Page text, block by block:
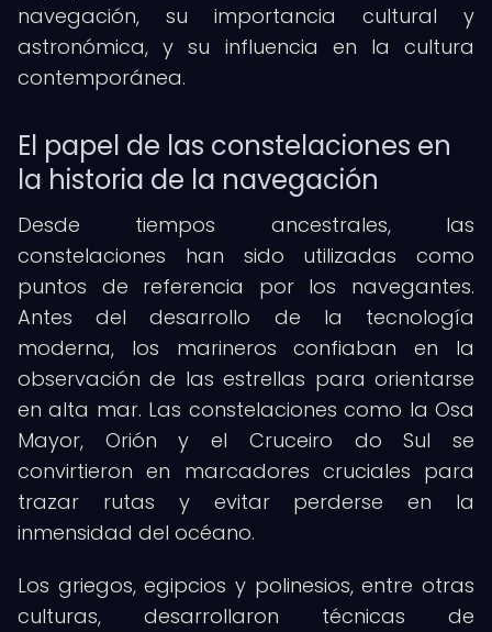
navegación, su importancia cultural y
astronómica, y su influencia en la cultura
contemporánea.
El papel de las constelaciones en
la historia de la navegación
Desde tiempos ancestrales, las
constelaciones han sido utilizadas como
puntos de referencia por los navegantes.
Antes del desarrollo de la tecnología
moderna, los marineros confiaban en la
observación de las estrellas para orientarse
en alta mar. Las constelaciones como la Osa
Mayor, Orión y el Cruceiro do Sul se
convirtieron en marcadores cruciales para
trazar rutas y evitar perderse en la
inmensidad del océano.
Los griegos, egipcios y polinesios, entre otras
culturas, desarrollaron técnicas de